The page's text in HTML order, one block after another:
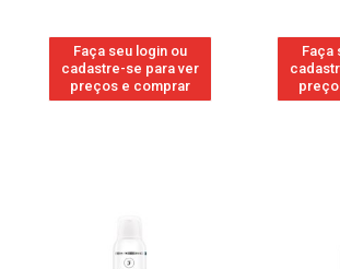
Faça seu login ou
cadastre-se para ver
preços e comprar
Faça